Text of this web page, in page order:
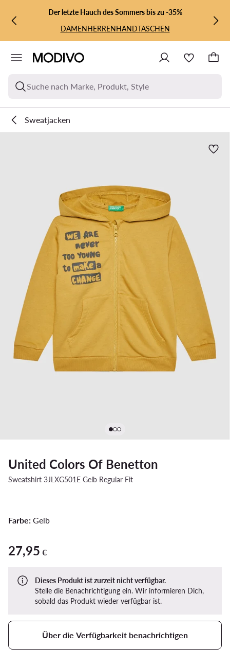
ZUM HAUPTINHALT SPRINGEN
ZUR SUCHEDer letzte Hauch des Sommers bis zu -35%
DAMENHERRENHANDTASCHEN
Suche nach Marke, Produkt, Style
Sweatjacken
United Colors Of Benetton
Sweatshirt 3JLXG501E Gelb Regular Fit
Farbe: Gelb
27,95 €
27,95 €
Dieses Produkt ist zurzeit nicht verfügbar.
Stelle die Benachrichtigung ein. Wir informieren Dich,
sobald das Produkt wieder verfügbar ist.
Über die Verfügbarkeit benachrichtigen